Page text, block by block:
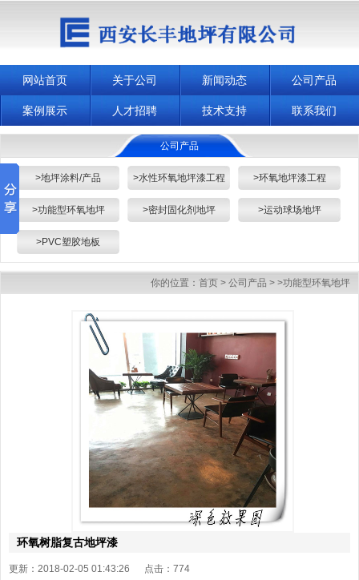
网站首页 关于公司 新闻动态 公司产品
案例展示 人才招聘 技术支持 联系我们
公司产品
>地坪涂料/产品 >水性环氧地坪漆工程 >环氧地坪漆工程
>功能型环氧地坪 >密封固化剂地坪 >运动球场地坪
>PVC塑胶地板
你的位置： 首页 > 公司产品 > >功能型环氧地坪
环氧树脂复古地坪漆
更新：2018-02-05 01:43:26 点击： 774